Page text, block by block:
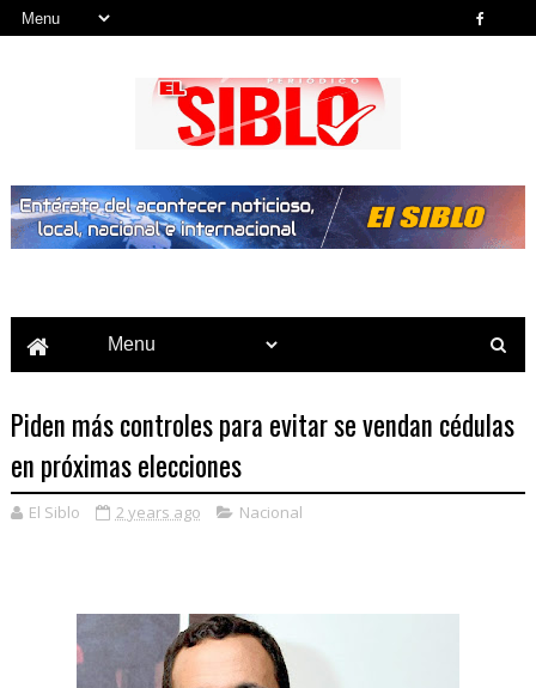
Piden más controles para evitar se vendan cédulas
en próximas elecciones
El Siblo 2 years ago Nacional